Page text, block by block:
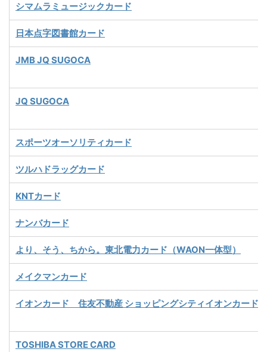
シマムラミュージックカード
日本点字図書館カード
JMB JQ SUGOCA
JQ SUGOCA
スポーツオーソリティカード
ツルハドラッグカード
KNTカード
ナンバカード
より、そう、ちから。東北電力カード（WAON一体型）
メイクマンカード
イオンカード 住友不動産 ショッピングシティイオンカード
TOSHIBA STORE CARD